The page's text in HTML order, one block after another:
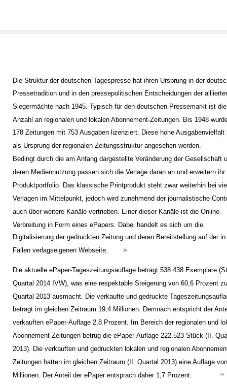
Die Struktur der deutschen Tagespresse hat ihren Ursprung in der
Pressetradition und in den pressepolitischen Entscheidungen der
Siegermächte nach 1945. Typisch für den deutschen Pressemarkt ist
Anzahl an regionalen und lokalen Abonnement-Zeitungen. Bis 1948
178 Zeitungen mit 753 Ausgaben lizenziert. Diese hohe Ausgabenvielfalt
als Ursprung der regionalen Zeitungsstruktur angesehen werden.
Bedingt durch die am Anfang dargestellte Veränderung der Gesellschaft
deren Mediennutzung passen sich die Verlage daran an und erweitern ihr
Produktportfolio. Das klassische Printprodukt steht zwar weiterhin bei
Verlagen im Mittelpunkt, jedoch wird zunehmend der journalistische
auch über weitere Kanäle vertrieben. Einer dieser Kanäle ist die Online-
Verbreitung in Form eines ePapers. Dabei handelt es sich um die
Digitalisierung der gedruckten Zeitung und deren Bereitstellung auf der
Fällen verlagseigenen Webseite.
15
Die aktuelle ePaper-Tageszeitungsauflage beträgt 538.438 Exemplare
Quartal 2014 IVW), was eine respektable Steigerung von 60,6 Prozent
Quartal 2013 ausmacht. Die verkaufte und gedruckte
beträgt im gleichen Zeitraum 19,4 Millionen. Demnach entspricht der
verkauften ePaper-Auflage 2,8 Prozent. Im Bereich der regionalen und
Abonnement-Zeitungen betrug die ePaper-Auflage 222.523 Stück (II.
2013). Die verkauften und gedruckten lokalen und regionalen
Zeitungen hatten im gleichen Zeitraum (II. Quartal 2013) eine Auflage
Millionen. Der Anteil der ePaper entsprach daher 1,7 Prozent.
16